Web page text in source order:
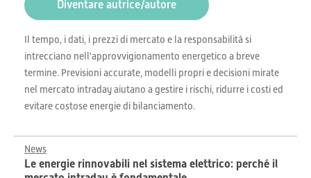
Diventare autrice/autore
Il tempo, i dati, i prezzi di mercato e la responsabilità si
intrecciano nell'approvvigionamento energetico a breve
termine. Previsioni accurate, modelli propri e decisioni mirate
nel mercato intraday aiutano a gestire i rischi, ridurre i costi ed
evitare costose energie di bilanciamento.
News
Le energie rinnovabili nel sistema elettrico: perché il